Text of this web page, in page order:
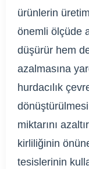
ürünlerin
önemli ölçüde
düşürür hem
azalmasına
hurdacılık
miktarını
kirliliğinin
tesislerinin